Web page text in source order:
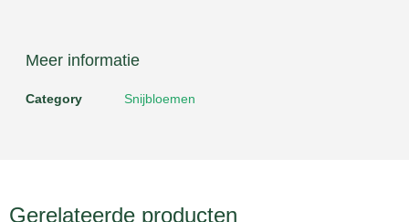
Meer informatie
Category Snijbloemen
Gerelateerde producten